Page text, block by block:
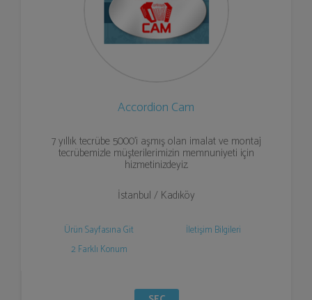
Accordion Cam
7 yıllık tecrübe 5000'i aşmış olan imalat ve montaj
tecrübemizle müşterilerimizin memnuniyeti için
hizmetinizdeyiz.
İstanbul / Kadıköy
Ürün Sayfasına Git
İletişim Bilgileri
2 Farklı Konum